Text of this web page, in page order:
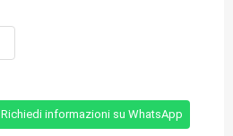
Richiedi informazioni su WhatsApp